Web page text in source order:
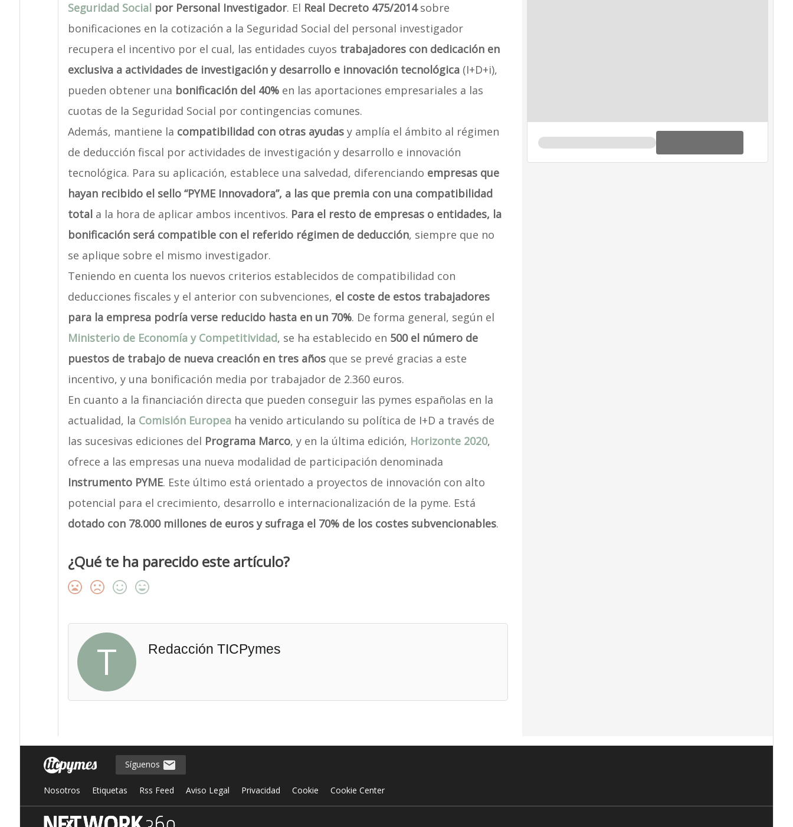
Seguridad Socialpor Personal Investigador. El Real Decreto 475/2014sobre
bonificaciones en la cotización a la Seguridad Social del personal investigador
recupera el incentivo por el cual, las entidades cuyos trabajadores con dedicación en
exclusiva a actividades de investigación y desarrollo e innovación tecnológica(I+D+i),
pueden obtener una bonificación del 40%en las aportaciones empresariales a las
cuotas de la Seguridad Social por contingencias comunes.
Además, mantiene la compatibilidad con otras ayudasy amplía el ámbito al régimen
de deducción fiscal por actividades de investigación y desarrollo e innovación
tecnológica. Para su aplicación, establece una salvedad, diferenciando empresas que
hayan recibido el sello “PYME Innovadora”, a las que premia con una compatibilidad
totala la hora de aplicar ambos incentivos. Para el resto de empresas o entidades, la
bonificación será compatible con el referido régimen de deducción, siempre que no
se aplique sobre el mismo investigador.
Teniendo en cuenta los nuevos criterios establecidos de compatibilidad con
deducciones fiscales y el anterior con subvenciones, el coste de estos trabajadores
para la empresa podría verse reducido hasta en un 70%. De forma general, según el
Ministerio de Economía y Competitividad, se ha establecido en 500 el número de
puestos de trabajo de nueva creación en tres añosque se prevé gracias a este
incentivo, y una bonificación media por trabajador de 2.360 euros.
En cuanto a la financiación directa que pueden conseguir las pymes españolas en la
actualidad, la Comisión Europeaha venido articulando su política de I+D a través de
las sucesivas ediciones del Programa Marco, y en la última edición, Horizonte 2020,
ofrece a las empresas una nueva modalidad de participación denominada
Instrumento PYME. Este último está orientado a proyectos de innovación con alto
potencial para el crecimiento, desarrollo e internacionalización de la pyme. Está
dotado con 78.000 millones de euros y sufraga el 70% de los costes subvencionables.
¿Qué te ha parecido este artículo?
T Redacción TICPymes
Síguenos
Nosotros Etiquetas Rss Feed Aviso Legal Privacidad Cookie Cookie Center